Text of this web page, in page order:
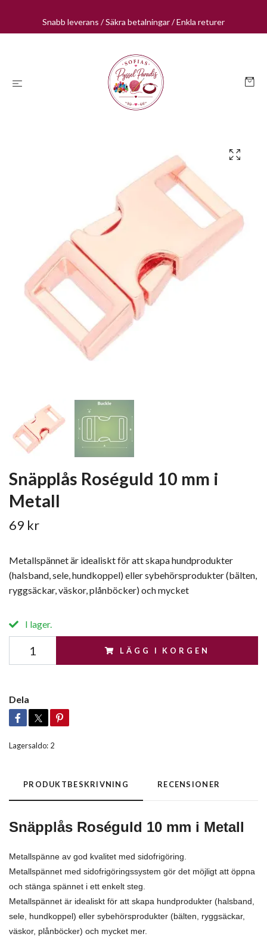
Snabb leverans / Säkra betalningar / Enkla returer
Snäpplås Roséguld 10 mm i
Metall
69 kr
Metallspännet är idealiskt för att skapa hundprodukter
(halsband, sele, hundkoppel) eller sybehörsprodukter (bälten,
ryggsäckar, väskor, plånböcker) och mycket
I lager.
LÄGG I KORGEN
Dela
Lagersaldo: 2
PRODUKTBESKRIVNING RECENSIONER
Snäpplås Roséguld 10 mm i Metall
Metallspänne av god kvalitet med sidofrigöring.
Metallspännet med sidofrigöringssystem gör det möjligt att öppna
och stänga spännet i ett enkelt steg.
Metallspännet är idealiskt för att skapa hundprodukter (halsband,
sele, hundkoppel) eller sybehörsprodukter (bälten, ryggsäckar,
väskor, plånböcker) och mycket mer.